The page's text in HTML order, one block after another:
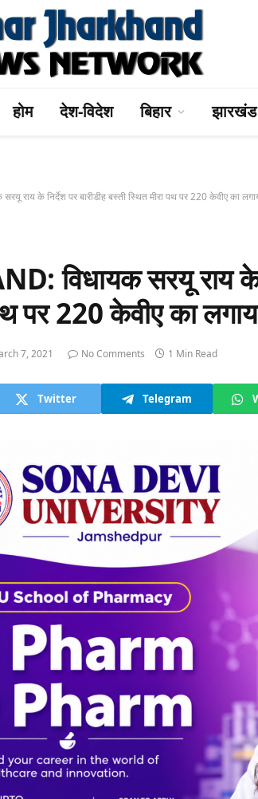
होम देश-विदेश बिहार झारखंड
राय के निर्देश पर बारीडीह बस्ती स्थित मीरा पथ पर 220 केवीए का
विधायक सरयू राय के
पर 220 केवीए का
7, 2021 No Comments 1 Min Read
Twitter Telegram